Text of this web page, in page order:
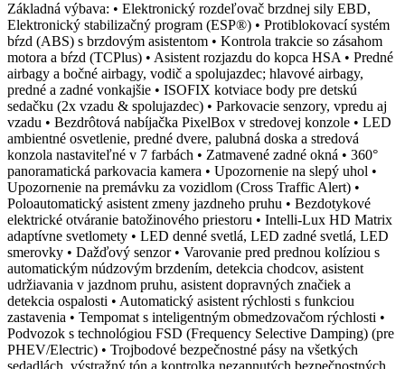
Základná výbava: • Elektronický rozdeľovač brzdnej sily EBD,
Elektronický stabilizačný program (ESP®) • Protiblokovací systém
bŕzd (ABS) s brzdovým asistentom • Kontrola trakcie so zásahom
motora a bŕzd (TCPlus) • Asistent rozjazdu do kopca HSA • Predné
airbagy a bočné airbagy, vodič a spolujazdec; hlavové airbagy,
predné a zadné vonkajšie • ISOFIX kotviace body pre detskú
sedačku (2x vzadu & spolujazdec) • Parkovacie senzory, vpredu aj
vzadu • Bezdrôtová nabíjačka PixelBox v stredovej konzole • LED
ambientné osvetlenie, predné dvere, palubná doska a stredová
konzola nastaviteľné v 7 farbách • Zatmavené zadné okná • 360°
panoramatická parkovacia kamera • Upozornenie na slepý uhol •
Upozornenie na premávku za vozidlom (Cross Traffic Alert) •
Poloautomatický asistent zmeny jazdneho pruhu • Bezdotykové
elektrické otváranie batožinového priestoru • Intelli-Lux HD Matrix
adaptívne svetlomety • LED denné svetlá, LED zadné svetlá, LED
smerovky • Dažďový senzor • Varovanie pred prednou kolíziou s
automatickým núdzovým brzdením, detekcia chodcov, asistent
udržiavania v jazdnom pruhu, asistent dopravných značiek a
detekcia ospalosti • Automatický asistent rýchlosti s funkciou
zastavenia • Tempomat s inteligentným obmedzovačom rýchlosti •
Podvozok s technológiou FSD (Frequency Selective Damping) (pre
PHEV/Electric) • Trojbodové bezpečnostné pásy na všetkých